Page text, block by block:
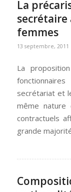
La
secrétaire
femmes
13 septembre, 2011
La
secrétariat et
même
contractuels
grande